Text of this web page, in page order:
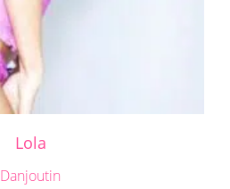
Lola
Danjoutin